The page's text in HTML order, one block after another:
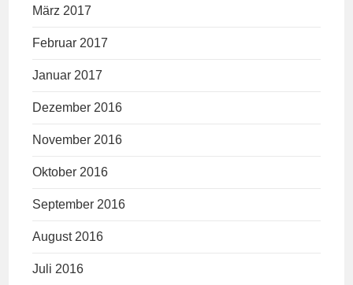
März 2017
Februar 2017
Januar 2017
Dezember 2016
November 2016
Oktober 2016
September 2016
August 2016
Juli 2016